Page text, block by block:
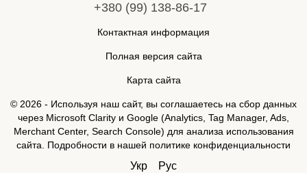
+380 (99) 138-86-17
Контактная информация
Полная версия сайта
Карта сайта
© 2026 - Используя наш сайт, вы соглашаетесь на сбор данных
через Microsoft Clarity и Google (Analytics, Tag Manager, Ads,
Merchant Center, Search Console) для анализа использования
сайта. Подробности в нашей политике конфиденциальности
Укр Рус